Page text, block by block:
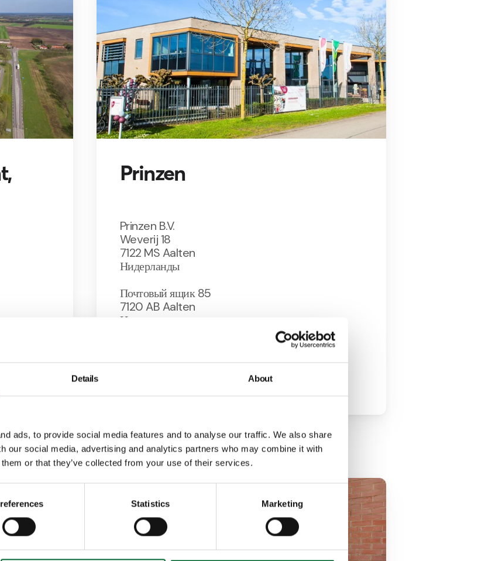
Details About
ads, to provide social media features and to analyse our traffic. We also share
our social media, advertising and analytics partners who may combine it with
or that they’ve collected from your use of their services.
Statistics Marketing
Prinzen
Prinzen B.V.
Weverij 18
7122 MS Aalten
Нидерланды
Почтовый ящик85
7120 AB Aalten
Нидерланды
info@prinzen.com
компании